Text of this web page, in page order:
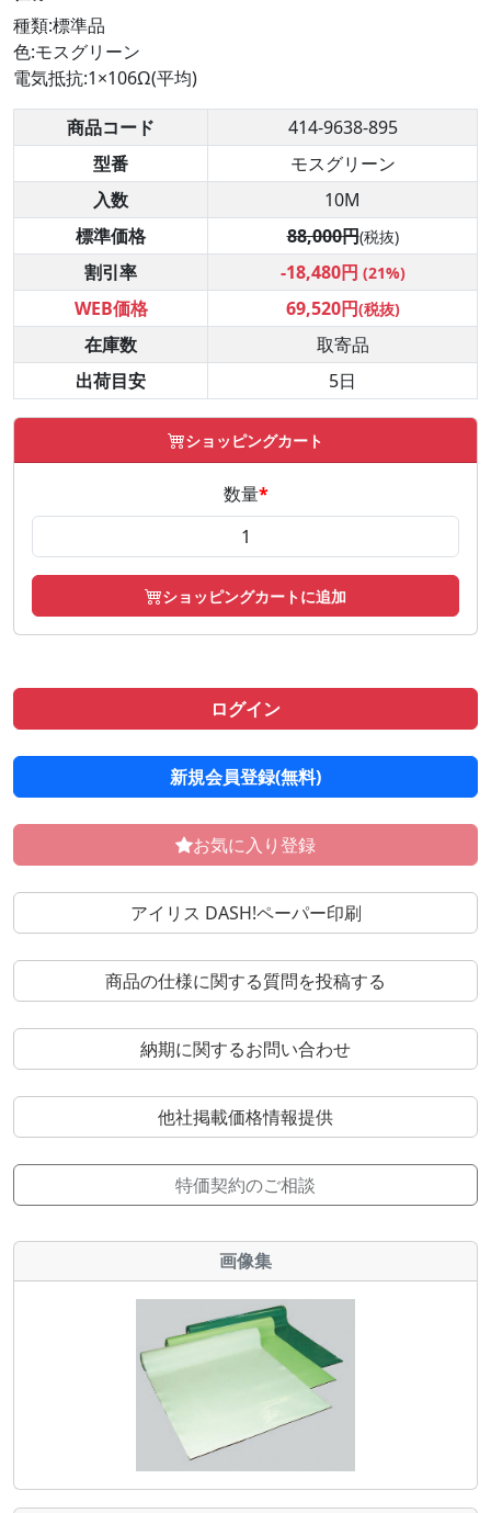
種類:標準品
色:モスグリーン
電気抵抗:1×106Ω(平均)
商品コード
414-9638-895
型番
モスグリーン
入数
10M
標準価格
88,000円(税抜)
割引率 -18,480円 (21%)
WEB価格 69,520円(税抜)
在庫数
取寄品
出荷目安
5日
ショッピングカート
数量*
ショッピングカートに追加
ログイン
新規会員登録(無料)
お気に入り登録
アイリス DASH!ペーパー印刷
商品の仕様に関する質問を投稿する
納期に関するお問い合わせ
他社掲載価格情報提供
特価契約のご相談
画像集